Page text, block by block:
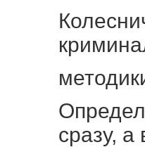
сразу, а